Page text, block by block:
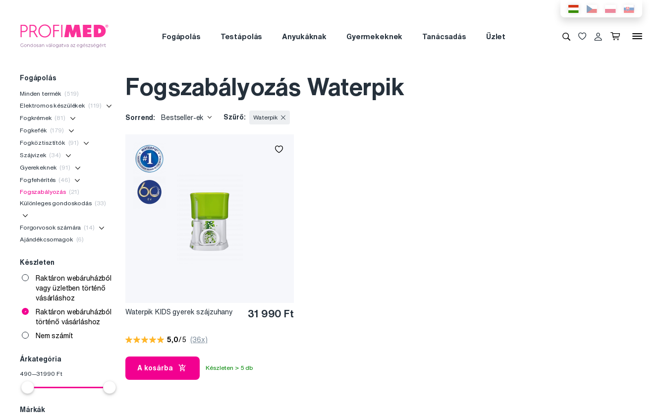
Fogápolás Testápolás Anyukáknak Gyermekeknek Tanácsadás Üzlet
Fogápolás
Minden termék (519)
Elektromos készülékek (119)
Fogkrémek (81)
Fogkefék
(179)
Fogköztisztítók
(91)
Szájvizek (34)
Gyerekeknek (91)
Fogfehérítés (46)
Fogszabályozás (21)
Különleges gondoskodás (33)
Forgorvosok számára (14)
Ajándékcsomagok
(6)
Készleten
Raktáron webáruházból
vagy üzletben történő
vásárláshoz
Raktáron webáruházból
történő vásárláshoz
Nem számít
Árkategória
490—31990 Ft
Márkák
Fogszabályozás Waterpik
Sorrend: Bestseller-ek Szűrő: Waterpik
Waterpik KIDS gyerek szájzuhany 31 990 Ft
5,0/5 (36x)
A kosárba Készleten > 5 db